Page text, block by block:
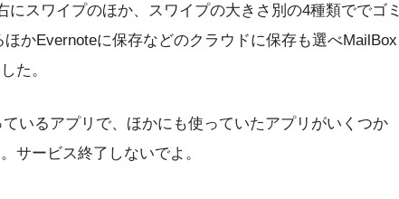
にスワイプのほか、スワイプの大きさ別の4種類ででゴミ
かEvernoteに保存などのクラウドに保存も選べMailBox
た。
いるアプリで、ほかにも使っていたアプリがいくつか
サービス終了しないでよ。